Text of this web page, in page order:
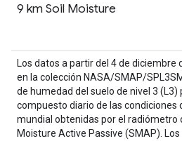
9 km Soil Moisture
Los datos a partir del 4 de diciembre
en la colección NASA/SMAP/
de humedad del suelo de nivel 3 (L3)
compuesto diario de las condiciones
mundial obtenidas por el radiómetro
Moisture Active Passive (SMAP).